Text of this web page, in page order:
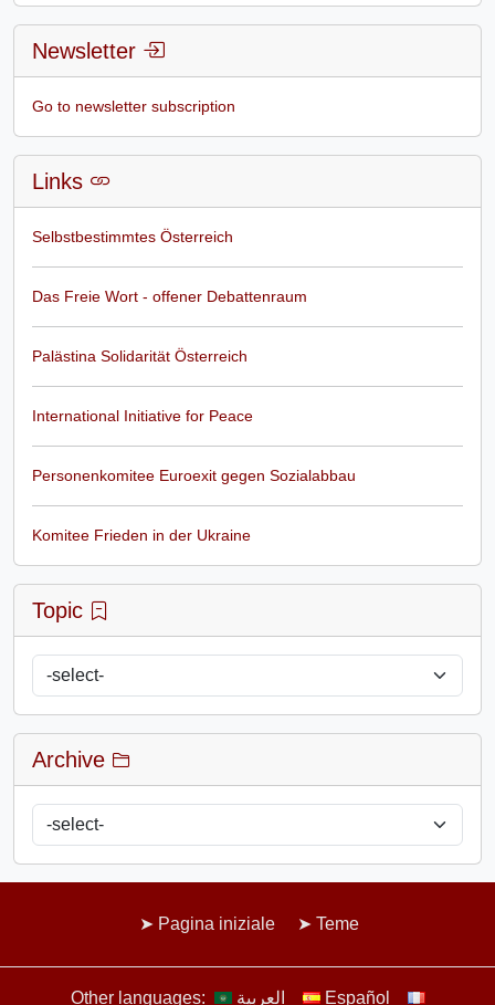
Newsletter
Go to newsletter subscription
Links
Selbstbestimmtes Österreich
Das Freie Wort - offener Debattenraum
Palästina Solidarität Österreich
International Initiative for Peace
Personenkomitee Euroexit gegen Sozialabbau
Komitee Frieden in der Ukraine
Topic
Archive
Pagina iniziale Teme
Other languages: العربية Español